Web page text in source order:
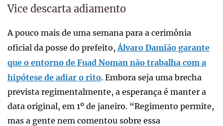
Vice descarta adiamento
A pouco mais de uma semana para a cerimônia
oficial da posse do prefeito, Álvaro Damião garante
que o entorno de Fuad Noman não trabalha com a
hipótese de adiar o rito. Embora seja uma brecha
prevista regimentalmente, a esperança é manter a
data original, em 1º de janeiro. “Regimento permite,
mas a gente nem comentou sobre essa